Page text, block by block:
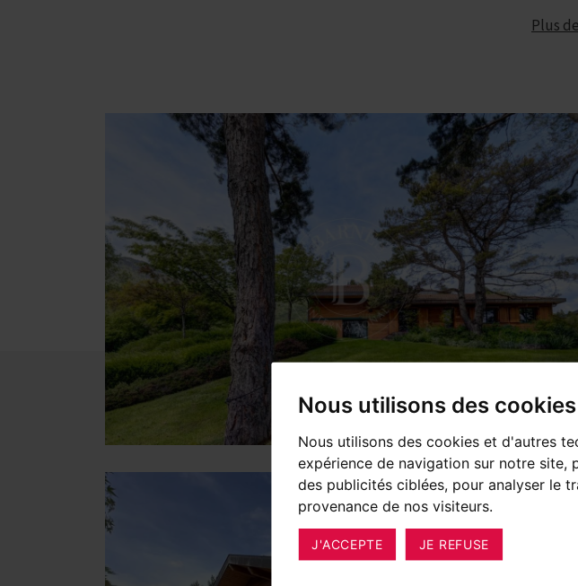
Nous utilisons des cookies
Nous utilisons des cookies et d'autres
expérience de navigation sur notre site,
des publicités ciblées, pour analyser le
provenance de nos visiteurs.
J'ACCEPTE JE REFUSE
Plus